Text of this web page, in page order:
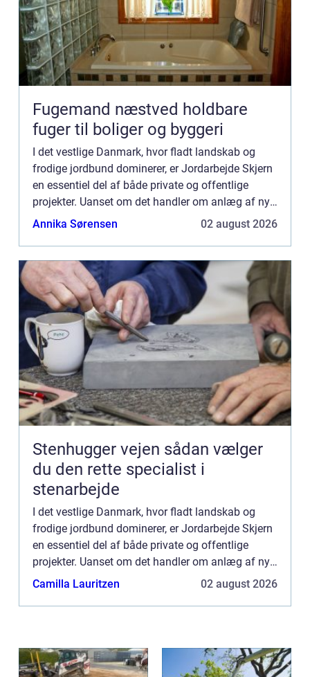
Fugemand næstved holdbare
fuger til boliger og byggeri
I det vestlige Danmark, hvor fladt landskab og
frodige jordbund dominerer, er Jordarbejde Skjern
en essentiel del af både private og offentlige
projekter. Uanset om det handler om anlæg af nye
haver, byggeprojekter eller infrastrukturforb...
Annika Sørensen 02 august 2026
Stenhugger vejen sådan vælger
du den rette specialist i
stenarbejde
I det vestlige Danmark, hvor fladt landskab og
frodige jordbund dominerer, er Jordarbejde Skjern
en essentiel del af både private og offentlige
projekter. Uanset om det handler om anlæg af nye
haver, byggeprojekter eller infrastrukturforb...
Camilla Lauritzen 02 august 2026